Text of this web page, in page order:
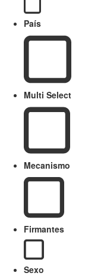
País
Multi Select
Mecanismo
Firmantes
Sexo